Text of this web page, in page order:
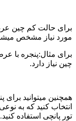
مشخص میشود.
برای پنجره
که به نوعی دکوری
کنید.